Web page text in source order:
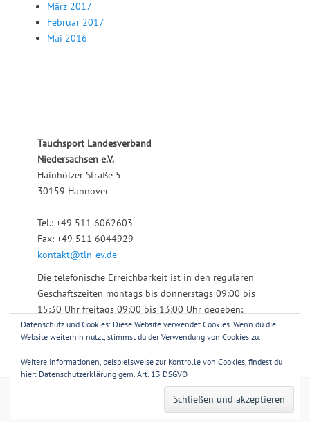
März 2017
Februar 2017
Mai 2016
Tauchsport Landesverband
Niedersachsen e.V.
Hainhölzer Straße 5
30159 Hannover
Tel.: +49 511 6062603
Fax: +49 511 6044929
kontakt@tln-ev.de
Die telefonische Erreichbarkeit ist in den regulären
Geschäftszeiten montags bis donnerstags 09:00 bis
15:30 Uhr freitags 09:00 bis 13:00 Uhr gegeben;
darüber hinaus über einen angeschlossenen
Anrufbeantworter.
Datenschutzerklärung gem. Art. 13 DSGVO| Clean
Catch Themes
Datenschutz und Cookies: Diese Website verwendet Cookies. Wenn du die
Website weiterhin nutzt, stimmst du der Verwendung von Cookies zu.
Weitere Informationen, beispielsweise zur Kontrolle von Cookies, findest du
hier: Datenschutzerklärung gem. Art. 13 DSGVO